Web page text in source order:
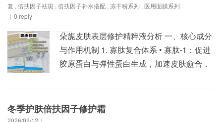
复 , 倍扶因子祛斑 , 倍扶因子补水搭配 , 冻干粉系列 , 医用面膜系列
| 0 reply
朵旎皮肤表层修护精粹液分析 一、核心成分
与作用机制 1. 寡肽复合体系 • 寡肽-1：促进
胶原蛋白与弹性蛋白生成，加速皮肤愈合，
协同提升紧致度。 • 寡肽-5：抵御自由基侵
冬季护肤倍扶因子修护霜
2026/02/12 |